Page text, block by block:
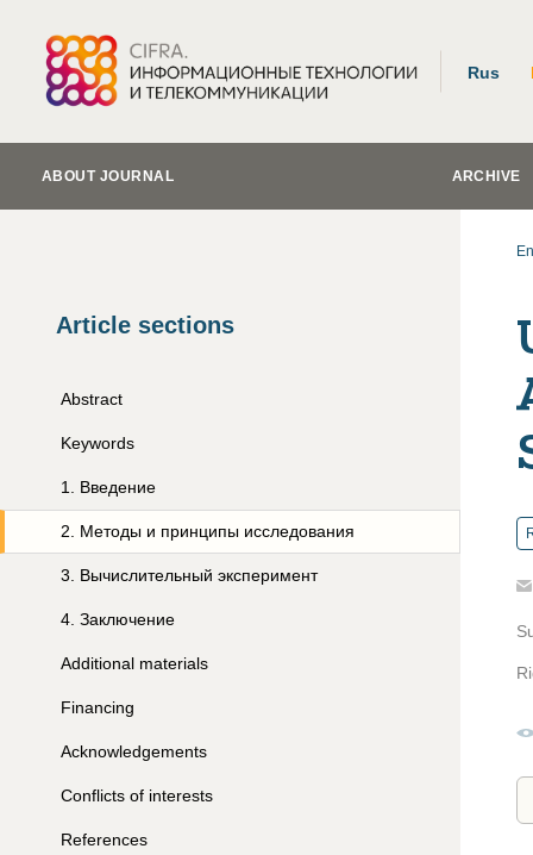
Rus
ABOUT JOURNAL ARCHIVE
Article sections
Abstract
Keywords
1 Введение
2 Методы и принципы исследования
3 Вычислительный эксперимент
4 Заключение
Additional materials
Financing
Acknowledgements
Conflicts of interests
References